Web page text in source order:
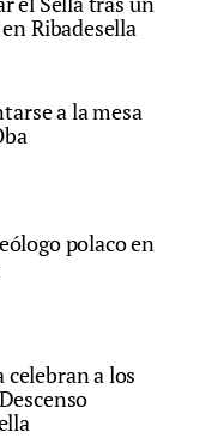
Ribadesella
a la mesa
polaco en
celebran a los